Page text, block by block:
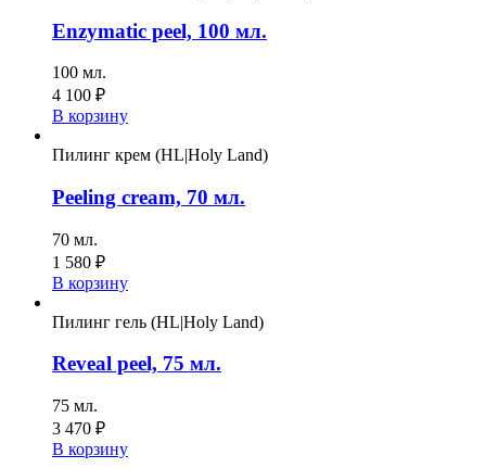
Enzymatic peel, 100 мл.
100 мл.
4 100 ₽
В корзину
Пилинг крем (HL|Holy Land)
Peeling cream, 70 мл.
70 мл.
1 580 ₽
В корзину
Пилинг гель (HL|Holy Land)
Reveal peel, 75 мл.
75 мл.
3 470 ₽
В корзину